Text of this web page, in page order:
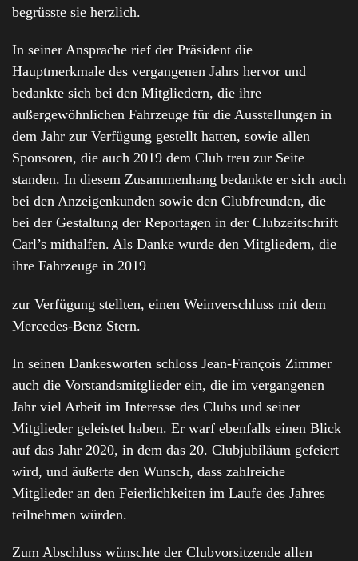
begrüsste sie herzlich.
In seiner Ansprache rief der Präsident die
Hauptmerkmale des vergangenen Jahrs hervor und
bedankte sich bei den Mitgliedern, die ihre
außergewöhnlichen Fahrzeuge für die Ausstellungen in
dem Jahr zur Verfügung gestellt hatten, sowie allen
Sponsoren, die auch 2019 dem Club treu zur Seite
standen. In diesem Zusammenhang bedankte er sich auch
bei den Anzeigenkunden sowie den Clubfreunden, die
bei der Gestaltung der Reportagen in der Clubzeitschrift
Carl’s mithalfen. Als Danke wurde den Mitgliedern, die
ihre Fahrzeuge in 2019
zur Verfügung stellten, einen Weinverschluss mit dem
Mercedes-Benz Stern.
In seinen Dankesworten schloss Jean-François Zimmer
auch die Vorstandsmitglieder ein, die im vergangenen
Jahr viel Arbeit im Interesse des Clubs und seiner
Mitglieder geleistet haben. Er warf ebenfalls einen Blick
auf das Jahr 2020, in dem das 20. Clubjubiläum gefeiert
wird, und äußerte den Wunsch, dass zahlreiche
Mitglieder an den Feierlichkeiten im Laufe des Jahres
teilnehmen würden.
Zum Abschluss wünschte der Clubvorsitzende allen